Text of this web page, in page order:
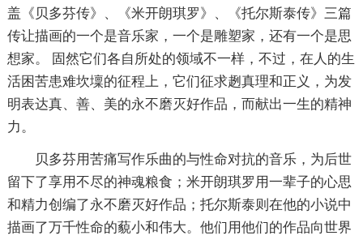
盖《贝多芬传》、《米开朗琪罗》、《托尔斯泰传》三篇
传让描画的一个是音乐家，一个是雕塑家，还有一个是思
想家。 固然它们各自所处的领域不一样，不过，在人的生
活困苦患难坎壈的征程上，它们征求趔真理和正义，为发
明表达真、善、美的永不磨灭好作品，而献出一生的精神
力。
贝多芬用苦痛写作乐曲的与性命对抗的音乐，为后世
留下了享用不尽的神魂粮食；米开朗琪罗用一辈子的心思
和精力创编了永不磨灭好作品；托尔斯泰则在他的小说中
描画了万千性命的藐小和伟大。他们用他们的作品向世界